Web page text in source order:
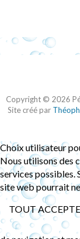
Copyright © 2026
Site créé par
Choix utilisateur
Nous utilisons des
services possibles.
site web pourrait
TOUT